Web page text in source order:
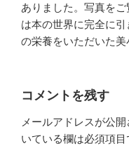
ありました。写真を
は本の世界に完全に
の栄養をいただいた
コメントを残す
メールアドレスが公
いている欄は必須項目